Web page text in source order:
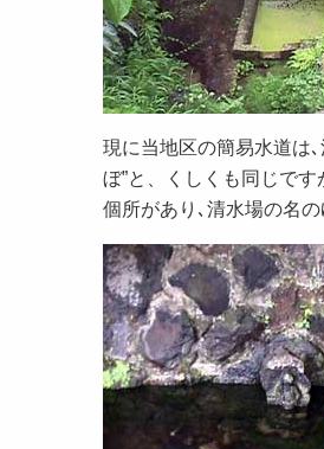
現に当地区の簡易水道は
ぼ”と、くしくも同じで
個所があり､清水場の名